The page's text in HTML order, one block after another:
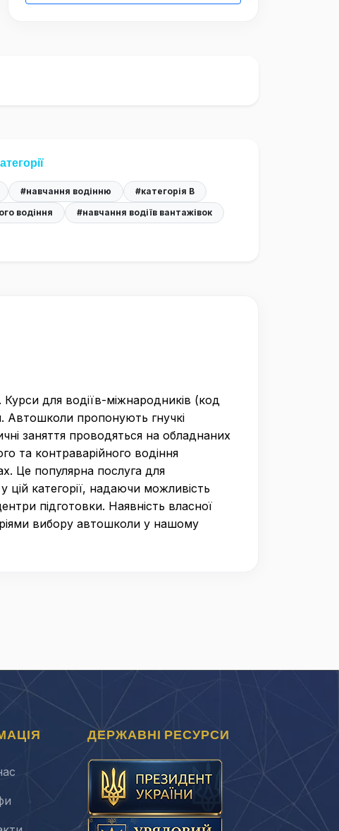
#навчання водінню
#категорія B
водіння
#навчання водіїв вантажівок
Курси для водіїв-міжнародників (код
Автошколи пропонують гнучкі
заняття проводяться на обладнаних
та контраварійного водіння
Це популярна послуга для
цій категорії, надаючи можливість
підготовки. Наявність власної
вибору автошколи у нашому
ДЕРЖАВНІ РЕСУРСИ